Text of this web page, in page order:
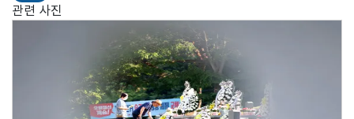
관련 사진